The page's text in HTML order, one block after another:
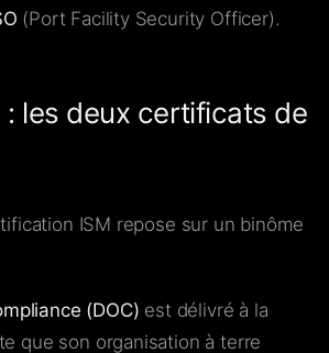
(Port Facility Security Officer).
: les deux certificats de
ISM repose sur un binôme
(DOC) est délivré à la
que son organisation à terre